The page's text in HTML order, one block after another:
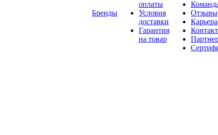
Бренды
оплаты
Условия
доставки
Гарантия
на товар
Отзывы
Карьера